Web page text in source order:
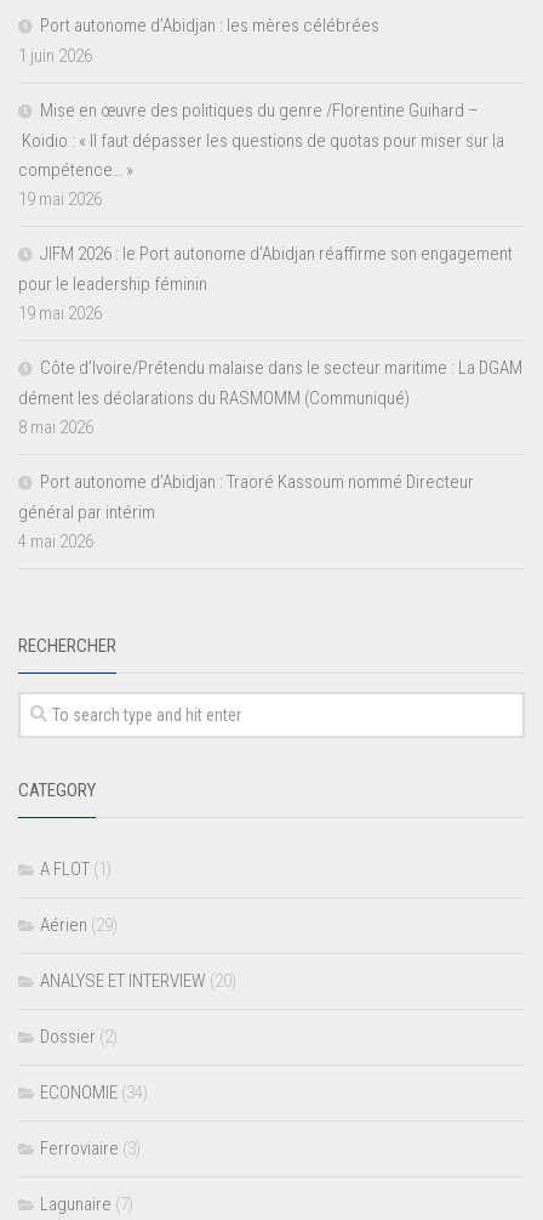
Port autonome d’Abidjan : les mères célébrées
1 juin 2026
Mise en œuvre des politiques du genre /Florentine Guihard –
Koidio : « Il faut dépasser les questions de quotas pour miser sur la
compétence… »
19 mai 2026
JIFM 2026 : le Port autonome d’Abidjan réaffirme son engagement
pour le leadership féminin
19 mai 2026
Côte d’Ivoire/Prétendu malaise dans le secteur maritime : La DGAM
dément les déclarations du RASMOMM (Communiqué)
8 mai 2026
Port autonome d’Abidjan : Traoré Kassoum nommé Directeur
général par intérim
4 mai 2026
RECHERCHER
CATEGORY
A FLOT (1)
Aérien (29)
ANALYSE ET INTERVIEW (20)
Dossier (2)
ECONOMIE (34)
Ferroviaire (3)
Lagunaire (7)